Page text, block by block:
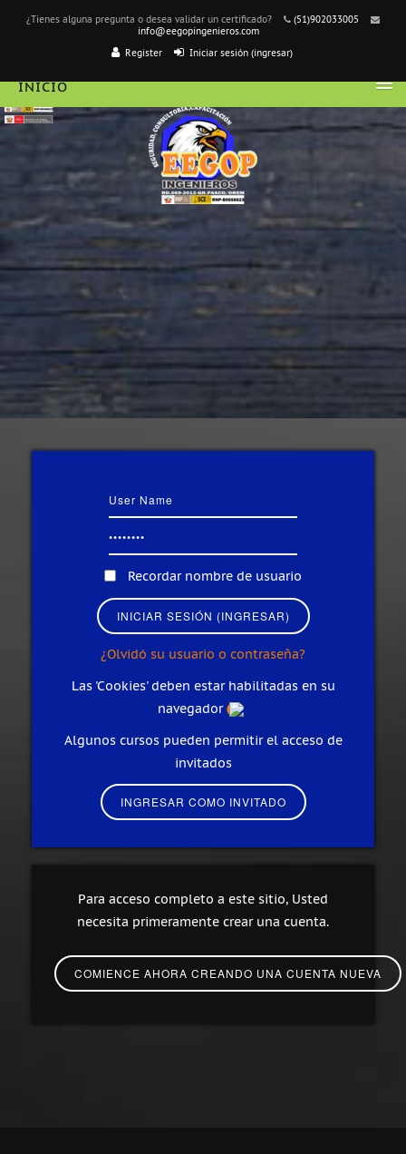
¿Tienes alguna pregunta o desea validar un certificado?
(51)902033005
info@eegopingenieros.com
Register
Iniciar sesión (ingresar)
INICIO
ESPAÑOL - MÉXICO ‎(ES_MX)‎
Recordar nombre de usuario
¿Olvidó su usuario o contraseña?
Las 'Cookies' deben estar habilitadas en su
navegador
Algunos cursos pueden permitir el acceso de
invitados
Para acceso completo a este sitio, Usted
necesita primeramente crear una cuenta.